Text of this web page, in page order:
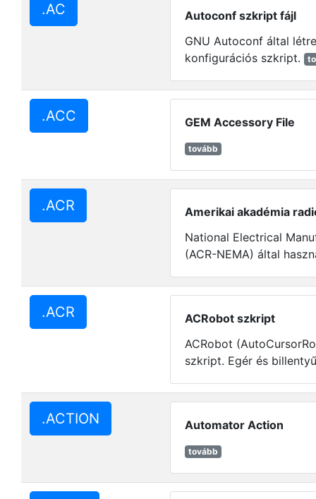
.AC
Autoconf szkript fájl
GNU Autoconf által
konfigurációs szkript.
.ACC GEM Accessory File
tovább
.ACR
Amerikai akadémia
National Electrical
(ACR-NEMA) által
.ACR
ACRobot szkript
ACRobot
szkript. Egér és
.ACTION Automator Action
tovább